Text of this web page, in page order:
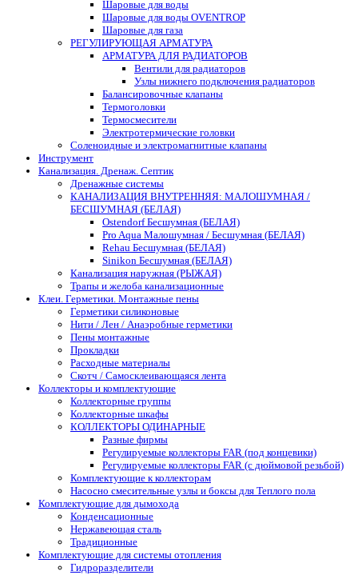
Шаровые для воды
Шаровые для воды OVENTROP
Шаровые для газа
РЕГУЛИРУЮЩАЯ АРМАТУРА
АРМАТУРА ДЛЯ РАДИАТОРОВ
Вентили для радиаторов
Узлы нижнего подключения радиаторов
Балансировочные клапаны
Термоголовки
Термосмесители
Электротермические головки
Соленоидные и электромагнитные клапаны
Инструмент
Канализация. Дренаж. Септик
Дренажные системы
КАНАЛИЗАЦИЯ ВНУТРЕННЯЯ: МАЛОШУМНАЯ /
БЕСШУМНАЯ (БЕЛАЯ)
Ostendorf Бесшумная (БЕЛАЯ)
Pro Aqua Малошумная / Бесшумная (БЕЛАЯ)
Rehau Бесшумная (БЕЛАЯ)
Sinikon Бесшумная (БЕЛАЯ)
Канализация наружная (РЫЖАЯ)
Трапы и желоба канализационные
Клеи. Герметики. Монтажные пены
Герметики силиконовые
Нити / Лен / Анаэробные герметики
Пены монтажные
Прокладки
Расходные материалы
Скотч / Самосклеивающаяся лента
Коллекторы и комплектующие
Коллекторные группы
Коллекторные шкафы
КОЛЛЕКТОРЫ ОДИНАРНЫЕ
Разные фирмы
Регулируемые коллекторы FAR (под концевики)
Регулируемые коллекторы FAR (с дюймовой резьбой)
Комплектующие к коллекторам
Насосно смесительные узлы и боксы для Теплого пола
Комплектующие для дымохода
Конденсационные
Нержавеющая сталь
Традиционные
Комплектующие для системы отопления
Гидроразделители